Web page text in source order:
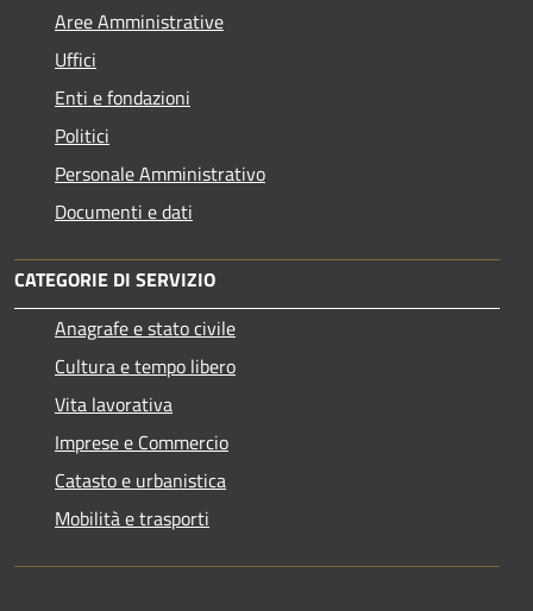
Aree Amministrative
Uffici
Enti e fondazioni
Politici
Personale Amministrativo
Documenti e dati
CATEGORIE DI SERVIZIO
Anagrafe e stato civile
Cultura e tempo libero
Vita lavorativa
Imprese e Commercio
Catasto e urbanistica
Mobilità e trasporti